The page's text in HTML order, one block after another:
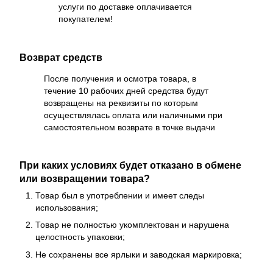
услуги по доставке оплачивается
покупателем!
Возврат средств
После получения и осмотра товара, в
течение 10 рабочих дней средства будут
возвращены на реквизиты по которым
осуществлялась оплата или наличными при
самостоятельном возврате в точке выдачи
При каких условиях будет отказано в обмене
или возвращении товара?
Товар был в употреблении и имеет следы
использования;
Товар не полностью укомплектован и нарушена
целостность упаковки;
Не сохранены все ярлыки и заводская маркировка;